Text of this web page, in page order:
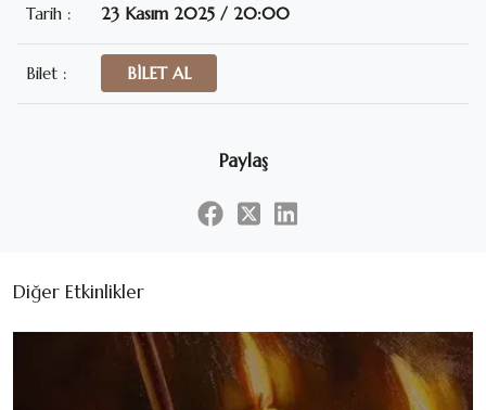
Tarih : 23 Kasım 2025 / 20:00
Bilet : BİLET AL
Paylaş
Diğer Etkinlikler